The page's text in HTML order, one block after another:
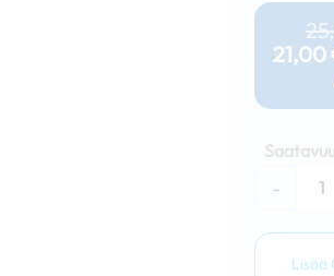
21,00
-
yhdistäjä
Lisää